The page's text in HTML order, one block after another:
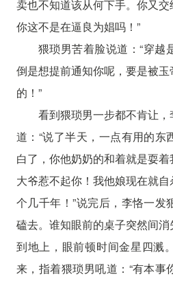
卖也不知道该从何下手。你又交
你这不是在逼良为娼吗！”
猥琐男苦着脸说道：“穿越
倒是想提前通知你呢，要是被
的！”
看到猥琐男一步都不肯让
道：“说了半天，一点有用的东
白了，你他奶奶的和着就是耍
大爷惹不起你！我他娘现在就
个几千年！”说完后，李恪一发
磕去。谁知眼前的桌子突然间
到地上，眼前顿时间金星四溅
来，指着猥琐男吼道：“有本事